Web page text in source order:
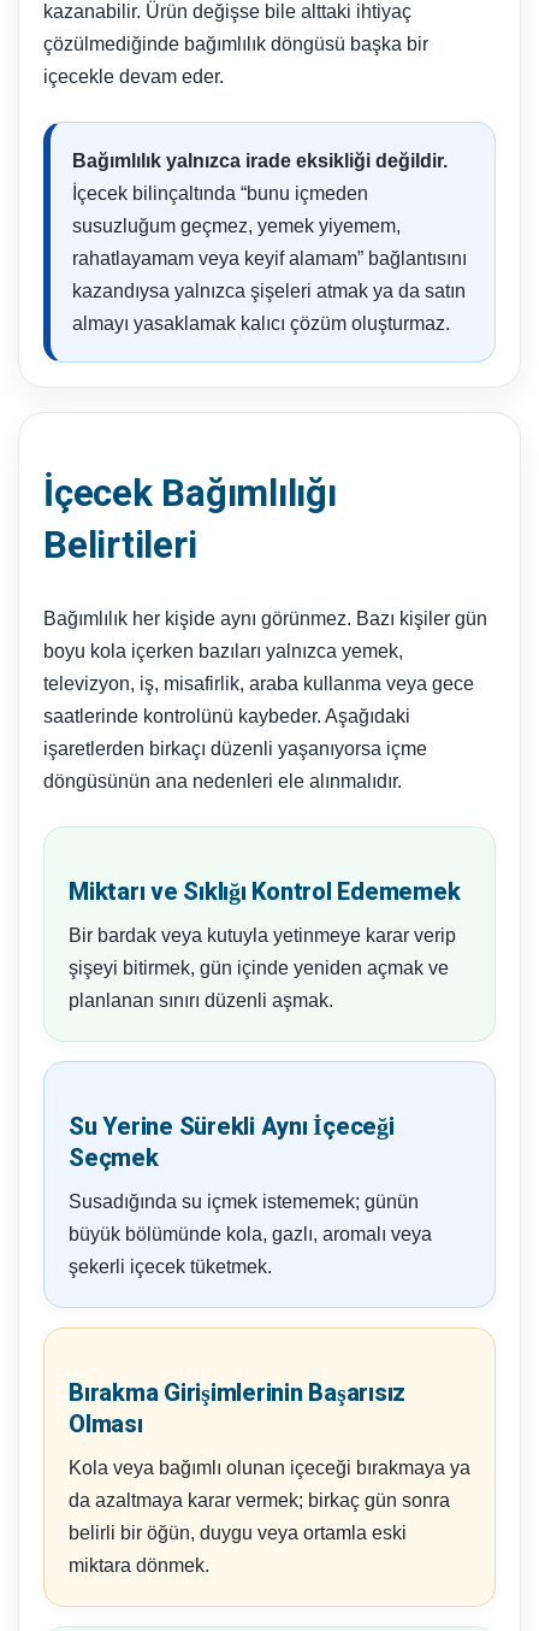
kazanabilir. Ürün değişse bile alttaki ihtiyaç
çözülmediğinde bağımlılık döngüsü başka bir
içecekle devam eder.
Bağımlılık yalnızca irade eksikliği değildir.
İçecek bilinçaltında “bunu içmeden
susuzluğum geçmez, yemek yiyemem,
rahatlayamam veya keyif alamam” bağlantısını
kazandıysa yalnızca şişeleri atmak ya da satın
almayı yasaklamak kalıcı çözüm oluşturmaz.
İçecek Bağımlılığı
Belirtileri
Bağımlılık her kişide aynı görünmez. Bazı kişiler gün
boyu kola içerken bazıları yalnızca yemek,
televizyon, iş, misafirlik, araba kullanma veya gece
saatlerinde kontrolünü kaybeder. Aşağıdaki
işaretlerden birkaçı düzenli yaşanıyorsa içme
döngüsünün ana nedenleri ele alınmalıdır.
Miktarı ve Sıklığı Kontrol Edememek
Bir bardak veya kutuyla yetinmeye karar verip
şişeyi bitirmek, gün içinde yeniden açmak ve
planlanan sınırı düzenli aşmak.
Su Yerine Sürekli Aynı İçeceği
Seçmek
Susadığında su içmek istememek; günün
büyük bölümünde kola, gazlı, aromalı veya
şekerli içecek tüketmek.
Bırakma Girişimlerinin Başarısız
Olması
Kola veya bağımlı olunan içeceği bırakmaya ya
da azaltmaya karar vermek; birkaç gün sonra
belirli bir öğün, duygu veya ortamla eski
miktara dönmek.